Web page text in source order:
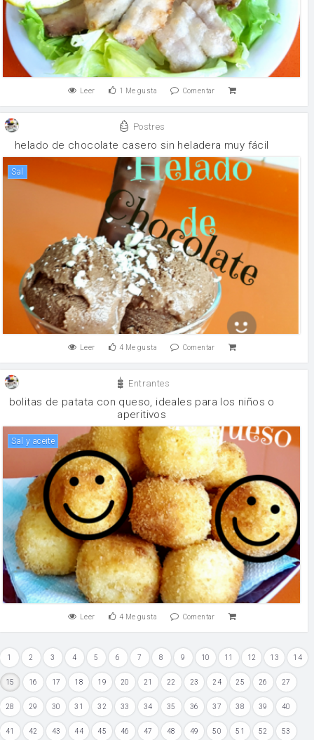
Leer 1 Me gusta Comentar
Postres
helado de chocolate casero sin heladera muy fácil
sal
Leer 4 Me gusta Comentar
Entrantes
bolitas de patata con queso, ideales para los niños o
aperitivos
Sal y aceite
Leer 4 Me gusta Comentar
1 2 3 4 5 6 7 8 9 10 11 12 13 14
15 16 17 18 19 20 21 22 23 24 25 26 27
28 29 30 31 32 33 34 35 36 37 38 39 40
41 42 43 44 45 46 47 48 49 50 51 52 53